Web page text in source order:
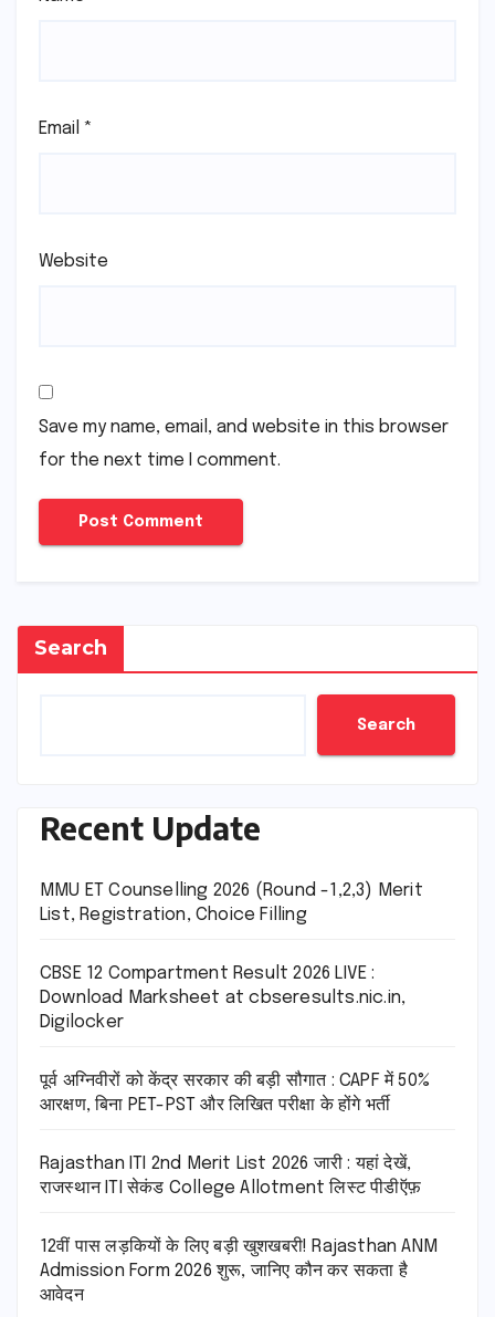
Email *
Website
Save my name, email, and website in this browser
for the next time I comment.
Search
Search
Recent Update
MMU ET Counselling 2026 (Round -1,2,3) Merit
List, Registration, Choice Filling
CBSE 12 Compartment Result 2026 LIVE :
Download Marksheet at cbseresults.nic.in,
Digilocker
पूर्व अग्निवीरों को केंद्र सरकार की बड़ी सौगात : CAPF में 50%
आरक्षण, बिना PET-PST और लिखित परीक्षा के होंगे भर्ती
Rajasthan ITI 2nd Merit List 2026 जारी : यहां देखें,
राजस्थान ITI सेकंड College Allotment लिस्ट पीडीऍफ़
12वीं पास लड़कियों के लिए बड़ी खुशखबरी! Rajasthan ANM
Admission Form 2026 शुरू, जानिए कौन कर सकता है
आवेदन